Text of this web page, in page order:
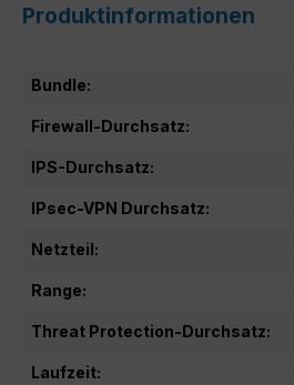
Produktinformationen
Bundle:
Firewall-Durchsatz:
IPS-Durchsatz:
IPsec-VPN Durchsatz:
Netzteil:
Range:
Threat Protection-Durchsatz:
Laufzeit: